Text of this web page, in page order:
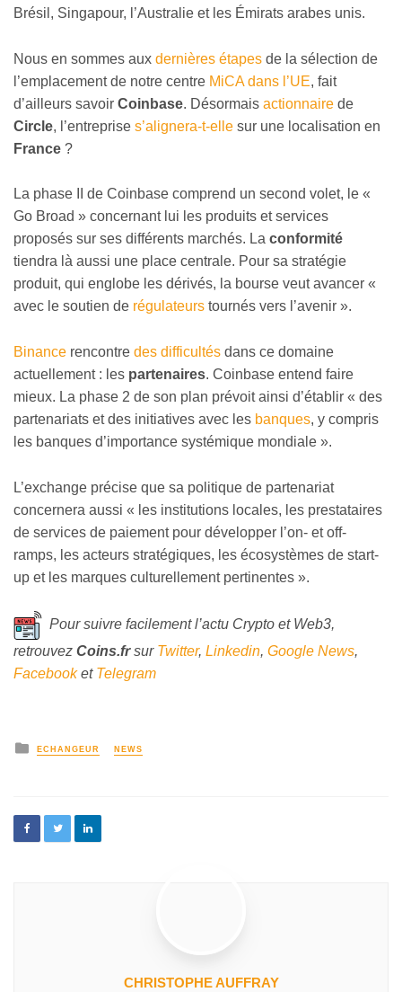
Brésil, Singapour, l’Australie et les Émirats arabes unis.
Nous en sommes aux dernières étapes de la sélection de
l’emplacement de notre centre MiCA dans l’UE, fait
d’ailleurs savoir Coinbase. Désormais actionnaire de
Circle, l’entreprise s’alignera-t-elle sur une localisation en
France ?
La phase II de Coinbase comprend un second volet, le «
Go Broad » concernant lui les produits et services
proposés sur ses différents marchés. La conformité
tiendra là aussi une place centrale. Pour sa stratégie
produit, qui englobe les dérivés, la bourse veut avancer «
avec le soutien de régulateurs tournés vers l’avenir ».
Binance rencontre des difficultés dans ce domaine
actuellement : les partenaires. Coinbase entend faire
mieux. La phase 2 de son plan prévoit ainsi d’établir « des
partenariats et des initiatives avec les banques, y compris
les banques d’importance systémique mondiale ».
L’exchange précise que sa politique de partenariat
concernera aussi « les institutions locales, les prestataires
de services de paiement pour développer l’on- et off-
ramps, les acteurs stratégiques, les écosystèmes de start-
up et les marques culturellement pertinentes ».
Pour suivre facilement l’actu Crypto et Web3,
retrouvez Coins.frsur Twitter, Linkedin, Google News,
Facebooket Telegram
ECHANGEUR NEWS
CHRISTOPHE AUFFRAY